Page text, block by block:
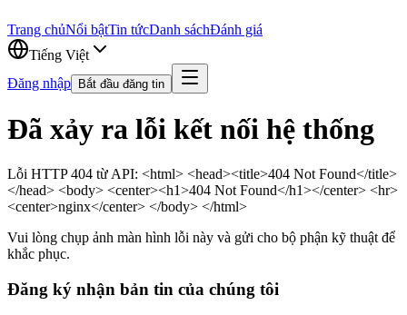
Trang chủNổi bậtTin tứcDanh sáchĐánh giá
Tiếng Việt
Đăng nhập
Bắt đầu đăng tin
Đã xảy ra lỗi kết nối hệ thống
Lỗi HTTP 404 từ API: <html> <head><title>404 Not Found</title>
</head> <body> <center><h1>404 Not Found</h1></center> <hr>
<center>nginx</center> </body> </html>
Vui lòng chụp ảnh màn hình lỗi này và gửi cho bộ phận kỹ thuật để
khắc phục.
Đăng ký nhận bản tin của chúng tôi